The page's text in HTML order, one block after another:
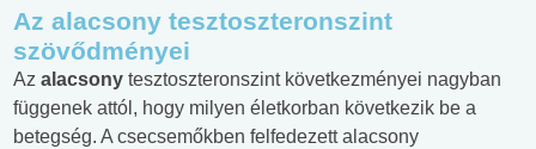
Az alacsony tesztoszteronszint
szövődményei
Az alacsony tesztoszteronszint következményei nagyban
függenek attól, hogy milyen életkorban következik be a
betegség. A csecsemőkben felfedezett alacsony